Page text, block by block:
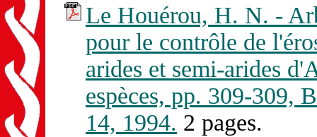
Le Houérou, H. N. -
pour le contrôle de
arides et semi-arides
espèces, pp. 309-309,
14, 1994. 2 pages.